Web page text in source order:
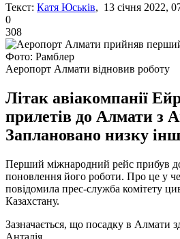
Текст: Катя Юськів, 13 січня 2022,
0
308
Фото: Рамблер
Аеропорт Алмати відновив роботу
Літак авіакомпанії
прилетів до Алмати з
Заплановано низку
Перший міжнародний рейс прибув
поновлення його роботи. Про це у
повідомила прес-служба комітету
Казахстану.
Зазначається, що посадку в Алмати
Анталія.